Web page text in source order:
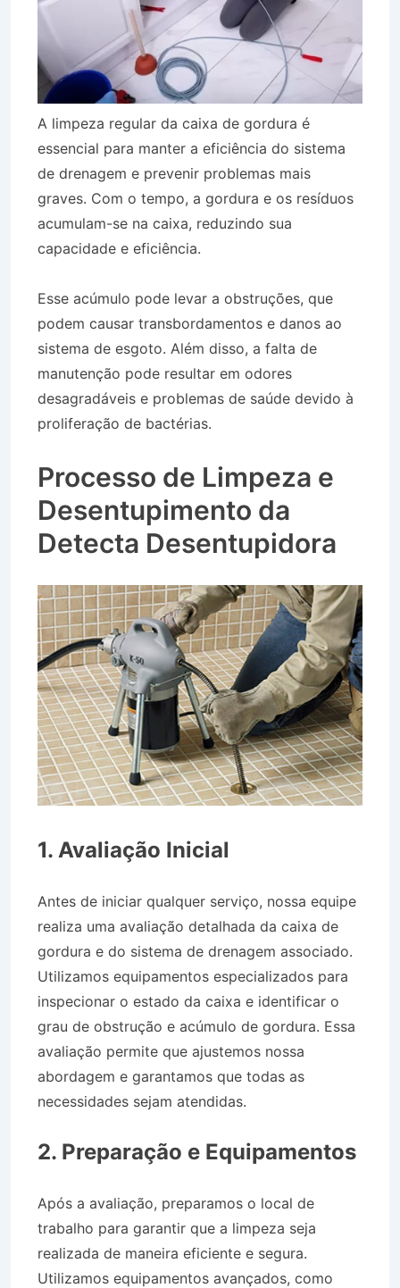
A limpeza regular da caixa de gordura é
essencial para manter a eficiência do sistema
de drenagem e prevenir problemas mais
graves. Com o tempo, a gordura e os resíduos
acumulam-se na caixa, reduzindo sua
capacidade e eficiência.
Esse acúmulo pode levar a obstruções, que
podem causar transbordamentos e danos ao
sistema de esgoto. Além disso, a falta de
manutenção pode resultar em odores
desagradáveis e problemas de saúde devido à
proliferação de bactérias.
Processo de Limpeza e
Desentupimento da
Detecta Desentupidora
1. Avaliação Inicial
Antes de iniciar qualquer serviço, nossa equipe
realiza uma avaliação detalhada da caixa de
gordura e do sistema de drenagem associado.
Utilizamos equipamentos especializados para
inspecionar o estado da caixa e identificar o
grau de obstrução e acúmulo de gordura. Essa
avaliação permite que ajustemos nossa
abordagem e garantamos que todas as
necessidades sejam atendidas.
2. Preparação e Equipamentos
Após a avaliação, preparamos o local de
trabalho para garantir que a limpeza seja
realizada de maneira eficiente e segura.
Utilizamos equipamentos avançados, como